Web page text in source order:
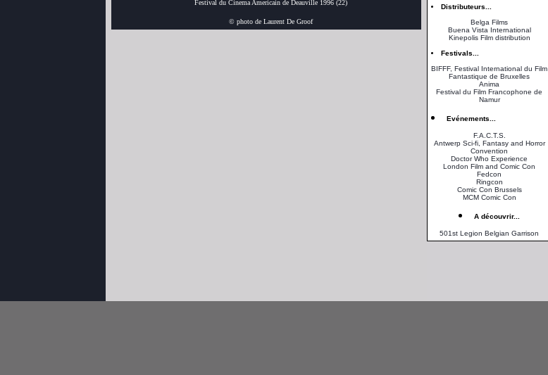
Festival du Cinema Americain de Deauville 1996 (22)
© photo de Laurent De Groof
Distributeurs...
Belga Films
Buena Vista International
Kinepolis Film distribution
Festivals...
BIFFF, Festival International du Film
Fantastique de Bruxelles
Anima
Festival du Film Francophone de
Namur
Evénements...
F.A.C.T.S.
Antwerp Sci-fi, Fantasy and Horror
Convention
Doctor Who Experience
London Film and Comic Con
Fedcon
Ringcon
Comic Con Brussels
MCM Comic Con
A découvrir...
501st Legion Belgian Garrison